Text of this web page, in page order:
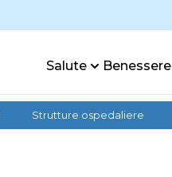
Salute Benessere
Strutture ospedaliere